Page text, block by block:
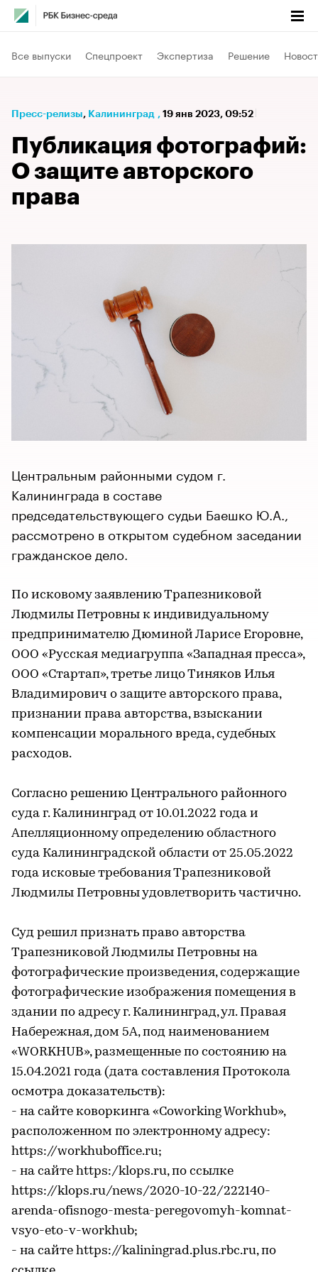
Все выпуски Спецпроект Экспертиза Решение
Пресс-релизы⁠, Калининград , 19 янв 2023, 09:52
Публикация фотографий:
О защите авторского
права
Центральным районными судом г.
Калининграда в составе
председательствующего судьи Баешко Ю.А.,
рассмотрено в открытом судебном заседании
гражданское дело.
По исковому заявлению Трапезниковой
Людмилы Петровны к индивидуальному
предпринимателю Дюминой Ларисе Егоровне,
ООО «Русская медиагруппа «Западная пресса»,
ООО «Стартап», третье лицо Тиняков Илья
Владимирович о защите авторского права,
признании права авторства, взыскании
компенсации морального вреда, судебных
расходов.
Согласно решению Центрального районного
суда г. Калининград от 10.01.2022 года и
Апелляционному определению областного
суда Калининградской области от 25.05.2022
года исковые требования Трапезниковой
Людмилы Петровны удовлетворить частично.
Суд решил признать право авторства
Трапезниковой Людмилы Петровны на
фотографические произведения, содержащие
фотографические изображения помещения в
здании по адресу г. Калининград, ул. Правая
Набережная, дом 5А, под наименованием
«WORKHUB», размещенные по состоянию на
15.04.2021 года (дата составления Протокола
осмотра доказательств):
- на сайте коворкинга «Coworking Workhub»,
расположенном по электронному адресу:
https://workhuboffice.ru;
- на сайте https:/klops.ru, по ссылке
https://klops.ru/news/2020-10-22/222140-
arenda-ofisnogo-mesta-peregovomyh-komnat-
vsyo-eto-v-workhub;
- на сайте https://kaliningrad.plus.rbc.ru, по